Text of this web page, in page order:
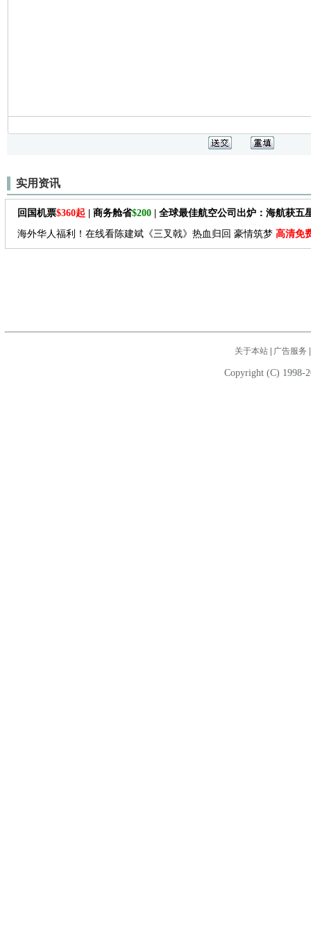
实用资讯
回国机票$360起 | 商务舱省$200 | 全球最佳航空公司出炉：海航获五
海外华人福利！在线看陈建斌《三叉戟》热血归回 豪情筑梦 高清免
关于本站| 广告服务
Copyright (C) 1998-